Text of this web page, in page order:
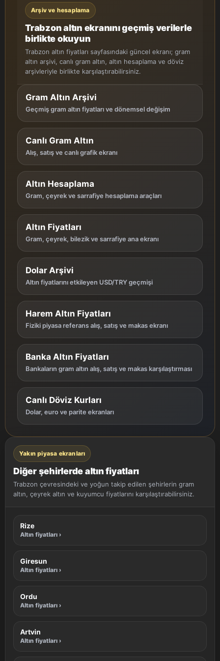
Arşiv ve hesaplama
Trabzon altın ekranını geçmiş verilerle
birlikte okuyun
Trabzon altın fiyatları sayfasındaki güncel ekranı; gram
altın arşivi, canlı gram altın, altın hesaplama ve döviz
arşivleriyle birlikte karşılaştırabilirsiniz.
Gram Altın Arşivi
Geçmiş gram altın fiyatları ve dönemsel değişim
Canlı Gram Altın
Alış, satış ve canlı grafik ekranı
Altın Hesaplama
Gram, çeyrek ve sarrafiye hesaplama araçları
Altın Fiyatları
Gram, çeyrek, bilezik ve sarrafiye ana ekranı
Dolar Arşivi
Altın fiyatlarını etkileyen USD/TRY geçmişi
Harem Altın Fiyatları
Fiziki piyasa referans alış, satış ve makas ekranı
Banka Altın Fiyatları
Bankaların gram altın alış, satış ve makas karşılaştırması
Canlı Döviz Kurları
Dolar, euro ve parite ekranları
Yakın piyasa ekranları
Diğer şehirlerde altın fiyatları
Trabzon çevresindeki ve yoğun takip edilen şehirlerin gram
altın, çeyrek altın ve kuyumcu fiyatlarını karşılaştırabilirsiniz.
Rize
Altın fiyatları ›
Giresun
Altın fiyatları ›
Ordu
Altın fiyatları ›
Artvin
Altın fiyatları ›